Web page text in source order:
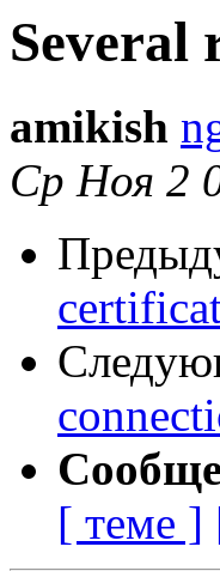
Several
amikish
Ср Ноя 2
[ теме ]